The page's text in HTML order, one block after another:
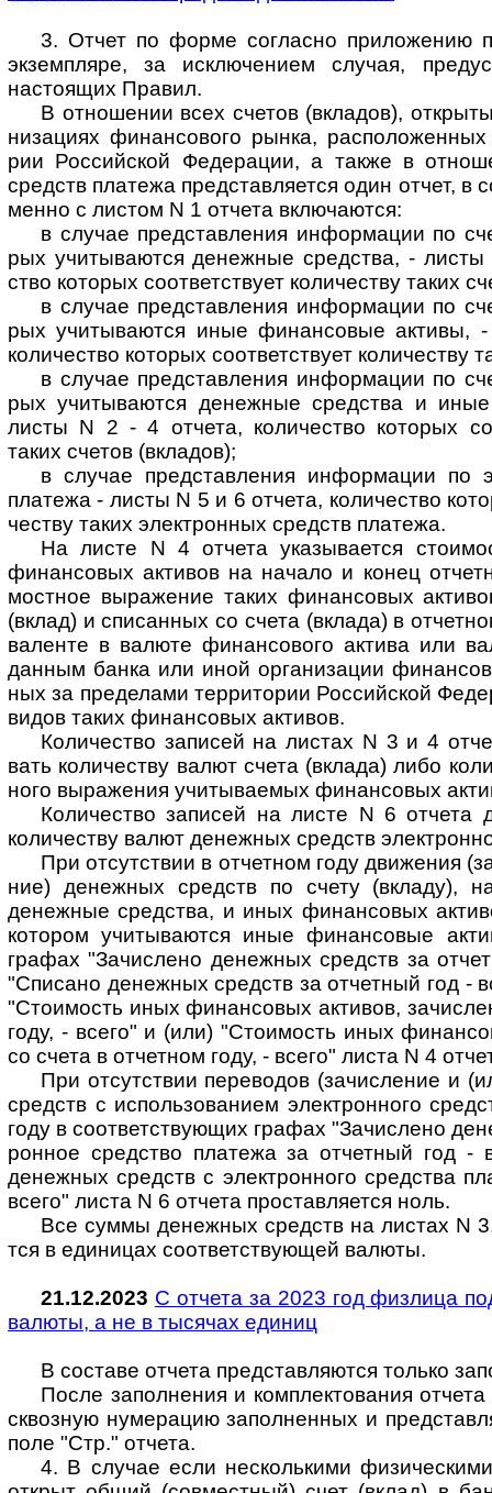
3. Отчет по форме согласно приложению
экземп­ляре, за исклю­че­нием слу­чая,
насто­ящих Правил.
В отношении всех счетов (вкладов),
ни­за­циях финан­со­вого рынка,
рии Рос­сий­ской Феде­ра­ции, а также в
средств пла­тежа пред­став­ля­ется один отчет, в
менно с листом N 1 отчета вклю­ча­ются:
в случае представления информации по
рых учи­тыва­ются денеж­ные сред­ства, -
ство кото­рых соот­ветст­вует коли­че­ству таких
в случае представления информации по
рых учиты­ваю­тся иные финан­совые активы,
коли­че­ство кото­рых соот­вет­ст­вует коли­чес­тву
в случае представления информации по
рых учи­ты­ваю­тся денеж­ные сред­ства и
листы N 2 - 4 отчета, коли­че­ство кото­рых
таких сче­тов (вкла­дов);
в случае представления информации по
пла­тежа - листы N 5 и 6 отчета, коли­чес­тво
че­ству таких элект­рон­ных средств пла­тежа.
На листе N 4 отчета указывается
финан­со­вых акти­вов на начало и конец
мост­ное выра­жение таких финан­совых
(вклад) и спи­сан­ных со счета (вклада) в
ва­ле­нте в валюте финан­со­вого актива или
дан­ным банка или иной орга­ни­за­ции
ных за пре­де­лами тер­ри­то­рии Рос­сий­ской
видов таких финан­со­вых акти­вов.
Количество записей на листах N 3 и 4
вать коли­че­с­тву валют счета (вклада) либо
ного выра­же­ния учи­ты­вае­мых финан­совых
Количество записей на листе N 6 отчета
коли­че­ству валют денеж­ных средств
При отсутствии в отчетном году движения
ние) денеж­ных средств по счету (вкладу),
денеж­ные сред­ства, и иных финан­со­вых
кото­ром учи­ты­ваю­тся иные финан­со­вые
гра­фах "Зачи­слено денеж­ных средств за
"Спи­сано денеж­ных средств за отчет­ный год -
"Стои­мость иных финан­со­вых акти­вов,
году, - всего" и (или) "Стои­мость иных
со счета в отчет­ном году, - всего" листа N 4
При отсутствии переводов (зачисление и
средств с исполь­зо­ва­нием элект­рон­ного
году в соот­вет­ст­ву­ющих гра­фах "Зачи­слено
рон­ное сред­ство пла­тежа за отчет­ный год -
денеж­ных средств с элект­рон­ного сред­ства
всего" листа N 6 отчета про­став­ля­ется ноль.
Все суммы денежных средств на листах N
тся в еди­ни­цах соот­вет­ст­вую­щей валюты.
21.12.2023 С отчета за 2023 год физлица
валюты, а не в тыся­чах еди­ниц
В составе отчета представляются только
После заполнения и комплектования
сквоз­ную нуме­ра­цию запол­нен­ных и
поле "Стр." отчета.
4. В случае если несколькими